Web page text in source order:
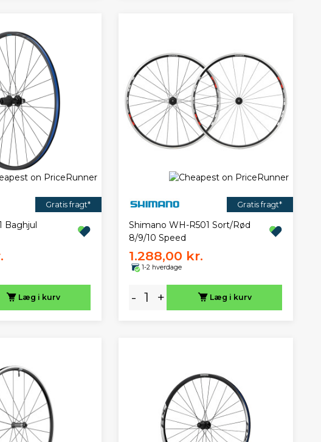
Gratis fragt*
Baghjul
Læg i kurv
Gratis fragt*
Shimano WH-R501 Sort/Rød
8/9/10 Speed
1.288,00 kr.
1-2 hverdage
- + Læg i kurv